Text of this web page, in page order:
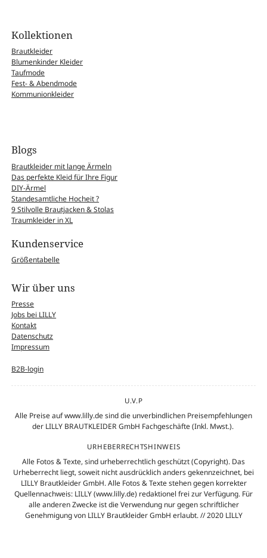
Kollektionen
Brautkleider
Blumenkinder Kleider
Taufmode
Fest- & Abendmode
Kommunionkleider
Blogs
Brautkleider mit lange Ärmeln
Das perfekte Kleid für Ihre Figur
DIY-Ärmel
Standesamtliche Hocheit ?
9 Stilvolle Brautjacken & Stolas
Traumkleider in XL
Kundenservice
Größentabelle
Wir über uns
Presse
Jobs bei LILLY
Kontakt
Datenschutz
Impressum
B2B-login
U.V.P
Alle Preise auf www.lilly.de sind die unverbindlichen Preisempfehlungen
der LILLY BRAUTKLEIDER GmbH Fachgeschäfte (Inkl. Mwst.).
URHEBERRECHTSHINWEIS
Alle Fotos & Texte, sind urheberrechtlich geschützt (Copyright). Das
Urheberrecht liegt, soweit nicht ausdrücklich anders gekennzeichnet, bei
LILLY Brautkleider GmbH. Alle Fotos & Texte stehen gegen korrekter
Quellennachweis: LILLY (www.lilly.de) redaktionel frei zur Verfügung. Für
alle anderen Zwecke ist die Verwendung nur gegen schriftlicher
Genehmigung von LILLY Brautkleider GmbH erlaubt. // 2020 LILLY